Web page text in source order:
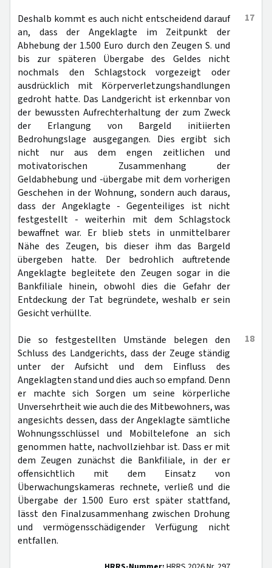
17
Deshalb kommt es auch nicht entscheidend darauf
an, dass der Angeklagte im Zeitpunkt der
Abhebung der 1.500 Euro durch den Zeugen S. und
bis zur späteren Übergabe des Geldes nicht
nochmals den Schlagstock vorgezeigt oder
ausdrücklich mit Körperverletzungshandlungen
gedroht hatte. Das Landgericht ist erkennbar von
der bewussten Aufrechterhaltung der zum Zweck
der Erlangung von Bargeld initiierten
Bedrohungslage ausgegangen. Dies ergibt sich
nicht nur aus dem engen zeitlichen und
motivatorischen Zusammenhang der
Geldabhebung und -übergabe mit dem vorherigen
Geschehen in der Wohnung, sondern auch daraus,
dass der Angeklagte - Gegenteiliges ist nicht
festgestellt - weiterhin mit dem Schlagstock
bewaffnet war. Er blieb stets in unmittelbarer
Nähe des Zeugen, bis dieser ihm das Bargeld
übergeben hatte. Der bedrohlich auftretende
Angeklagte begleitete den Zeugen sogar in die
Bankfiliale hinein, obwohl dies die Gefahr der
Entdeckung der Tat begründete, weshalb er sein
Gesicht verhüllte.
18
Die so festgestellten Umstände belegen den
Schluss des Landgerichts, dass der Zeuge ständig
unter der Aufsicht und dem Einfluss des
Angeklagten stand und dies auch so empfand. Denn
er machte sich Sorgen um seine körperliche
Unversehrtheit wie auch die des Mitbewohners, was
angesichts dessen, dass der Angeklagte sämtliche
Wohnungsschlüssel und Mobiltelefone an sich
genommen hatte, nachvollziehbar ist. Dass er mit
dem Zeugen zunächst die Bankfiliale, in der er
offensichtlich mit dem Einsatz von
Überwachungskameras rechnete, verließ und die
Übergabe der 1.500 Euro erst später stattfand,
lässt den Finalzusammenhang zwischen Drohung
und vermögensschädigender Verfügung nicht
entfallen.